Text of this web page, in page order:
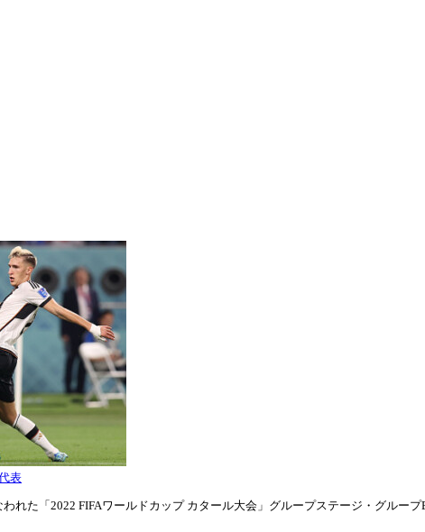
表
れた「2022 FIFAワールドカップ カタール大会」グループステージ・グループ